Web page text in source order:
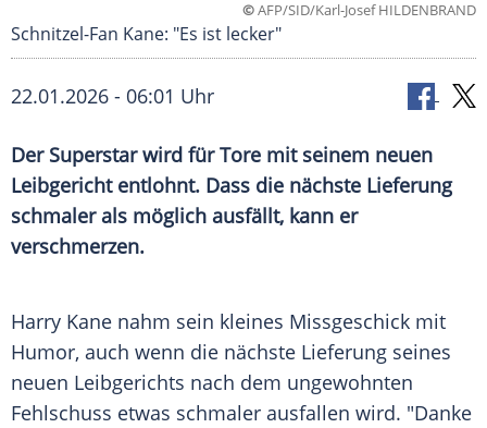
©AFP/SID/Karl-Josef HILDENBRAND
Schnitzel-Fan Kane: "Es ist lecker"
22.01.2026 - 06:01 Uhr
Der Superstar wird für Tore mit seinem neuen
Leibgericht entlohnt. Dass die nächste Lieferung
schmaler als möglich ausfällt, kann er
verschmerzen.
Harry Kane nahm sein kleines Missgeschick mit
Humor, auch wenn die nächste Lieferung seines
neuen Leibgerichts nach dem ungewohnten
Fehlschuss etwas schmaler ausfallen wird. "Danke